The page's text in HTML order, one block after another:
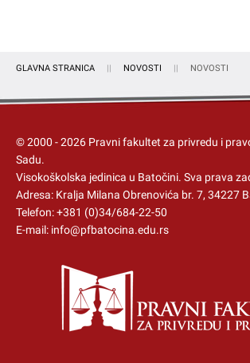
GLAVNA STRANICA NOVOSTI NOVOSTI
© 2000 -2026 Pravni fakultet za privredu i
Sadu.
Visokoškolska jedinica u Batočini. Sva prava
Adresa: Kralja Milana Obrenovića br. 7, 34227
Telefon:+381 (0)34/684-22-50
E-mail: info@pfbatocina.edu.rs